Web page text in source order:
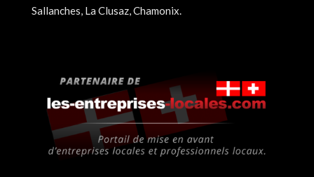
Sallanches, La Clusaz, Chamonix.